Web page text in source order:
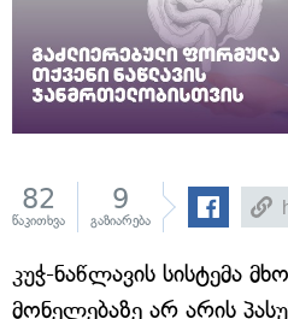
82
წაკითხვა
9
გაზიარება
კუჭ-ნაწლავის სისტემა
მონელებაზე არ არის